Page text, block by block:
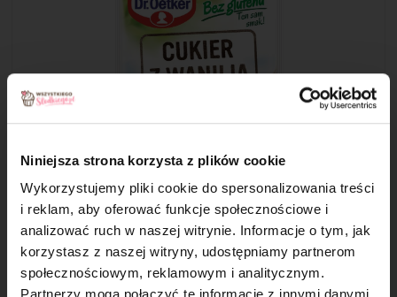
Niniejsza strona korzysta z plików cookie
Wykorzystujemy pliki cookie do spersonalizowania treści
i reklam, aby oferować funkcje społecznościowe i
analizować ruch w naszej witrynie. Informacje o tym, jak
korzystasz z naszej witryny, udostępniamy partnerom
społecznościowym, reklamowym i analitycznym.
×